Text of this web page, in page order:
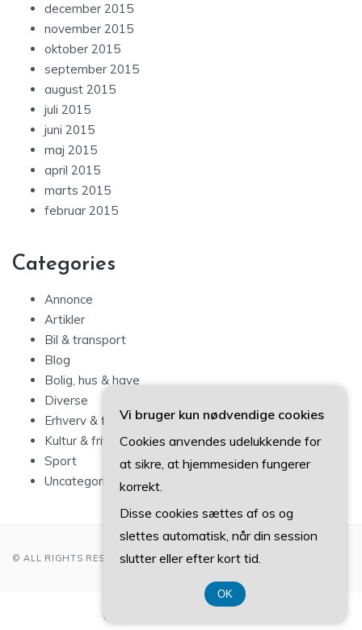
december 2015
november 2015
oktober 2015
september 2015
august 2015
juli 2015
juni 2015
maj 2015
april 2015
marts 2015
februar 2015
Categories
Annonce
Artikler
Bil & transport
Blog
Bolig, hus & have
Diverse
Erhverv & forbrug
Kultur & fritid
Sport
Uncategorized
© ALL RIGHTS RESERVED 2022
CVR-Nummer 374 077 39
Vi bruger kun nødvendige cookies
Cookies anvendes udelukkende for
at sikre, at hjemmesiden fungerer
korrekt.
Disse cookies sættes af os og
slettes automatisk, når din session
slutter eller efter kort tid.
OK